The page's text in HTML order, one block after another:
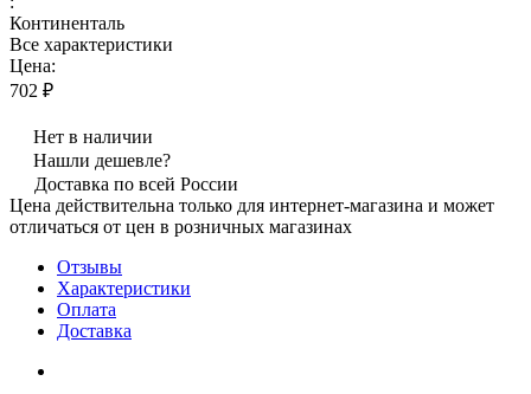
Континенталь
Все характеристики
Цена:
702 ₽
Нет в наличии
Нашли дешевле?
Доставка по всей России
Цена действительна только для интернет-магазина и может
отличаться от цен в розничных магазинах
Отзывы
Характеристики
Оплата
Доставка